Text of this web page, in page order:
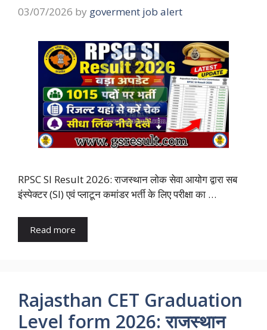
03/07/2026 by goverment job alert
RPSC SI Result 2026: राजस्थान लोक सेवा आयोग द्वारा सब
इंस्पेक्टर (SI) एवं प्लाटून कमांडर भर्ती के लिए परीक्षा का …
Read more
Rajasthan CET Graduation
Level form 2026: राजस्थान